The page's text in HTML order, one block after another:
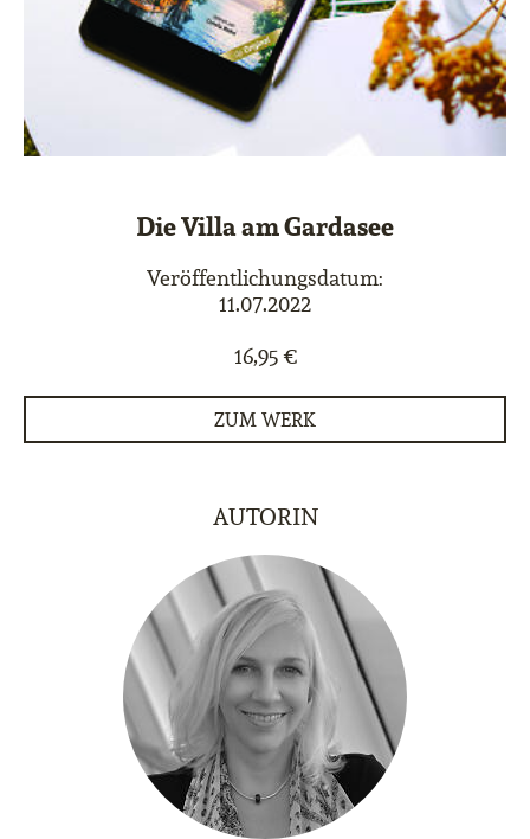
Die Villa am Gardasee
Veröffentlichungsdatum:
11.07.2022
16,95 €
ZUM WERK
AUTORIN